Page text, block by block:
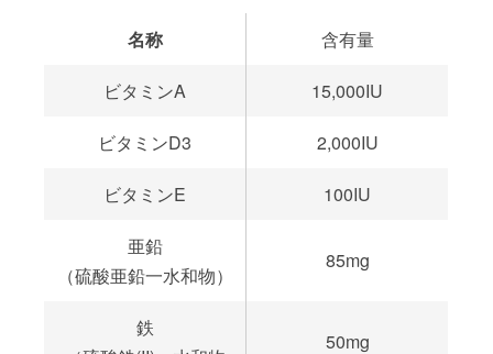
名称 含有量
ビタミンA 15,000IU
ビタミンD3 2,000IU
ビタミンE 100IU
亜鉛
（硫酸亜鉛一水和物）
85mg
鉄
50mg